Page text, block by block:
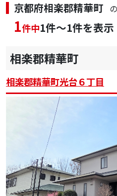
京都府相楽郡精華町
1件中1件～1件を表示
相楽郡精華町
相楽郡精華町光台６丁目